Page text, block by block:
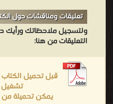
تعليقات ومناقشات حول
ولتسجيل ملاحظاتك ورأيك
التعليقات من هنا:
قبل تحميل
تشغيل
يمكن تحميلة من